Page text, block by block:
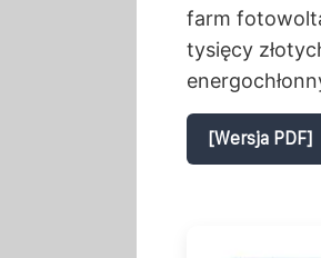
farm
tysięcy
[Wersja PDF]